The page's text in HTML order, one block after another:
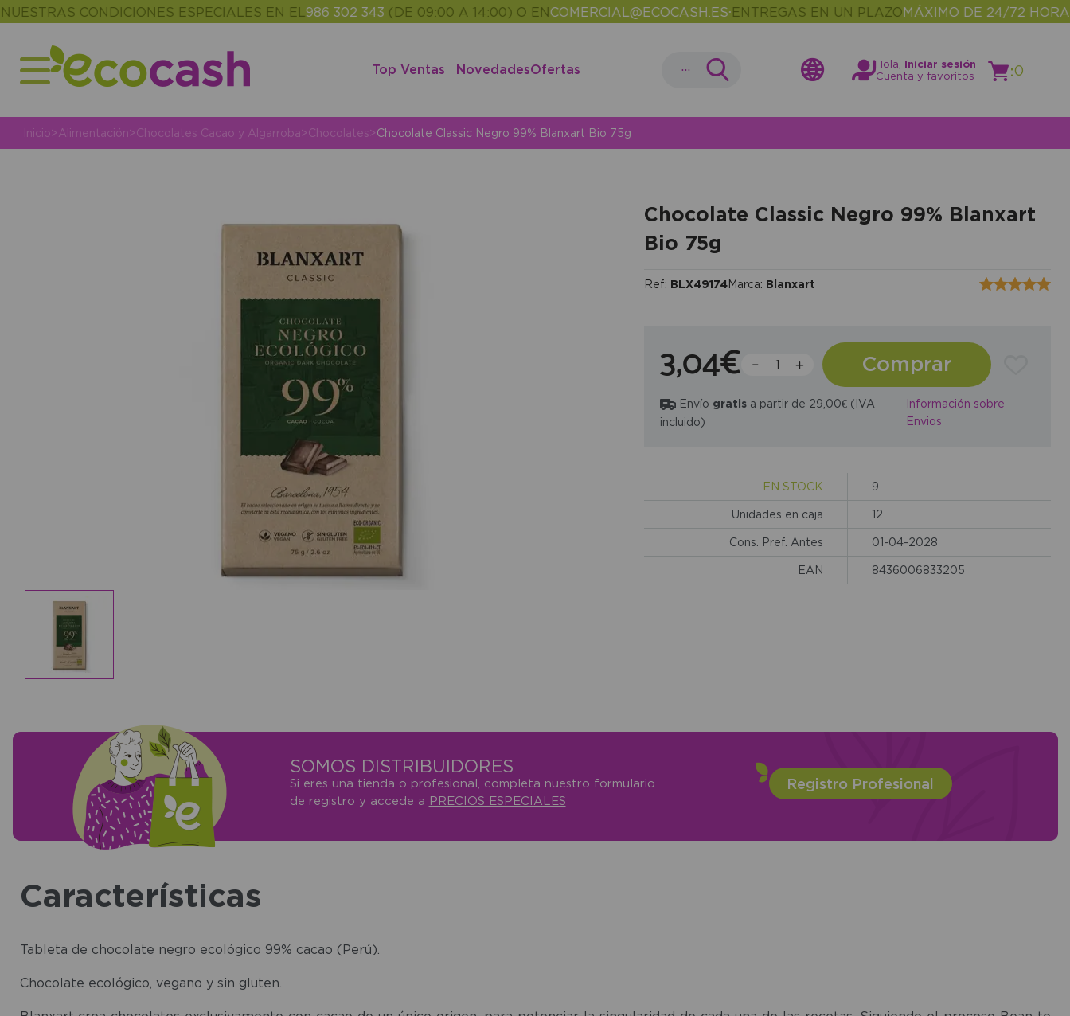
CONDICIONES ESPECIALES EN EL986 302 343 (DE 09:00 A 14:00) O ENCOMERCIAL@ECOCASH.ES•ENTREGAS EN UN PLAZO MÁXIMO DE 24/72 HORAS•MÁS
Top Ventas NovedadesOfertas ... Hola,
Iniciar sesión
Cuenta y favoritos
:0
Inicio> Alimentación> Chocolates Cacao y Algarroba> Chocolates> Chocolate Classic Negro 99% Blanxart Bio 75g
Chocolate Classic Negro 99% Blanxart
Bio 75g
Ref: BLX49174Marca: Blanxart
3,04€ Comprar
Envío gratisa partir de 29,00€ (IVA
incluido)
Información sobre
Envios
EN STOCK 9
Unidades en caja 12
Cons. Pref. Antes 01-04-2028
EAN 8436006833205
SOMOS DISTRIBUIDORES
Si eres una tienda o profesional, completa nuestro formulario
de registro y accede a PRECIOS ESPECIALES
Registro Profesional
Características
Tableta de chocolate negro ecológico 99% cacao (Perú).
Chocolate ecológico, vegano y sin gluten.